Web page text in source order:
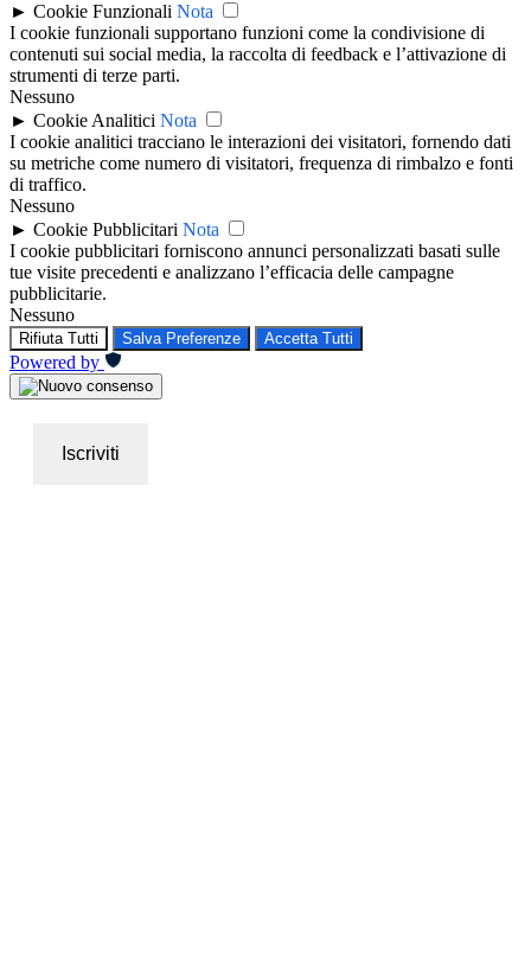
► Cookie Funzionali Nota
I cookie funzionali supportano funzioni come la condivisione di
contenuti sui social media, la raccolta di feedback e l’attivazione di
strumenti di terze parti.
Nessuno
► Cookie Analitici Nota
I cookie analitici tracciano le interazioni dei visitatori, fornendo dati
su metriche come numero di visitatori, frequenza di rimbalzo e fonti
di traffico.
Nessuno
► Cookie Pubblicitari Nota
I cookie pubblicitari forniscono annunci personalizzati basati sulle
tue visite precedenti e analizzano l’efficacia delle campagne
pubblicitarie.
Nessuno
Rifiuta Tutti Salva Preferenze Accetta Tutti
Powered by
Iscriviti